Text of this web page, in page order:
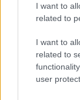
I want to
related to
I want to
related to
user